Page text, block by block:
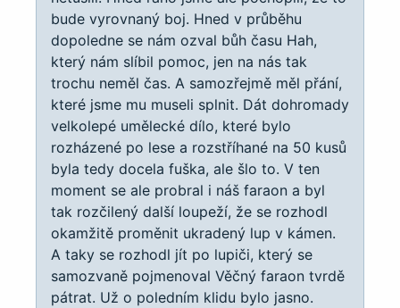
bude vyrovnaný boj. Hned v průběhu
dopoledne se nám ozval bůh času Hah,
který nám slíbil pomoc, jen na nás tak
trochu neměl čas. A samozřejmě měl přání,
které jsme mu museli splnit. Dát dohromady
velkolepé umělecké dílo, které bylo
rozházené po lese a rozstříhané na 50 kusů
byla tedy docela fuška, ale šlo to. V ten
moment se ale probral i náš faraon a byl
tak rozčilený další loupeží, že se rozhodl
okamžitě proměnit ukradený lup v kámen.
A taky se rozhodl jít po lupiči, který se
samozvaně pojmenoval Věčný faraon tvrdě
pátrat. Už o poledním klidu bylo jasno.